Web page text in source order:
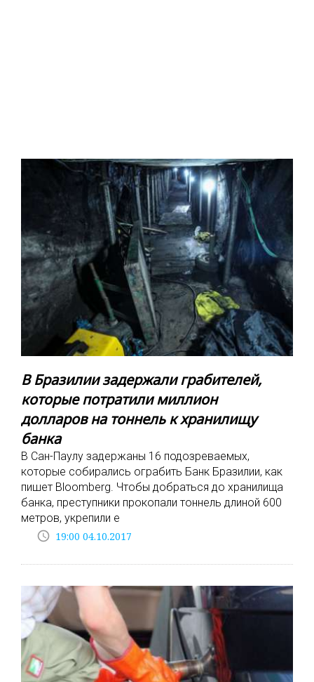
В Бразилии задержали грабителей,
которые потратили миллион
долларов на тоннель к хранилищу
банка
В Сан-Паулу задержаны 16 подозреваемых,
которые собирались ограбить Банк Бразилии, как
пишет Bloomberg. Чтобы добраться до хранилища
банка, преступники прокопали тоннель длиной 600
метров, укрепили е
access_time 19:00 04.10.2017